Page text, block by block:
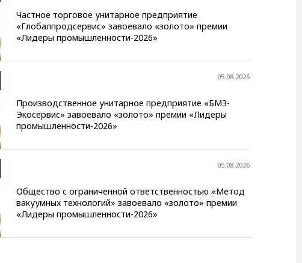
Частное торговое унитарное предприятие
«Глобалпродсервис» завоевало «золото» премии
«Лидеры промышленности-2026»
05.08.2026
Производственное унитарное предприятие «БМЗ-
Экосервис» завоевало «золото» премии «Лидеры
промышленности-2026»
05.08.2026
Общество с ограниченной ответственностью «Метод
вакуумных технологий» завоевало «золото» премии
«Лидеры промышленности-2026»